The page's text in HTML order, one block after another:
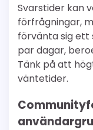
Svarstider kan
förfrågningar,
förvänta sig ett
par dagar,
Tänk på att
väntetider.